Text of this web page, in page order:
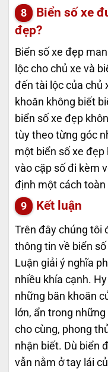
Biển số xe
đẹp?
Biển số xe đẹp
lộc cho chủ xe và
đến tài lộc của chủ
khoăn không biết
biển số xe đẹp
tùy theo từng góc
một biển số xe đẹp
vào cặp số đi kèm
định một cách toàn
Kết luận
Trên đây chúng tôi
thông tin về biển
Luận giải ý nghĩa
nhiều khía cạnh.
những băn khoăn
lớn, ẩn trong
cho cùng, phong
nhận biết. Dù biển
vẫn nằm ở tay lái